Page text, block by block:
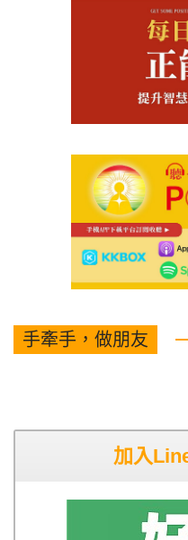
手牽手，做朋友
加入